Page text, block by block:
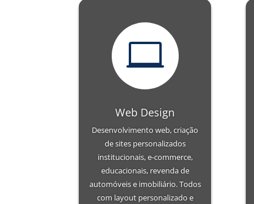

Web Design
Desenvolvimento web, criação
de sites personalizados
institucionais, e-commerce,
educacionais, revenda de
automóveis e imobiliário. Todos
com layout personalizado e